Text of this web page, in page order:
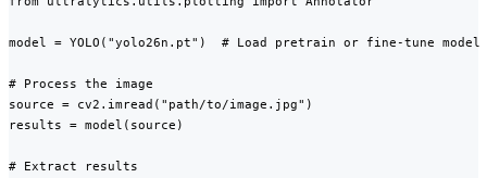
model = YOLO("yolo26n.pt")  # Load pretrain or fine-tune model
# Process the image
source = cv2.imread("path/to/image.jpg")
results = model(source)
# Extract results